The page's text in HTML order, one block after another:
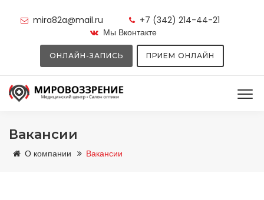
mira82a@mail.ru
+7 (342) 214-44-21
Мы Вконтакте
ОНЛАЙН-ЗАПИСЬ ПРИЕМ ОНЛАЙН
Вакансии
О компании Вакансии